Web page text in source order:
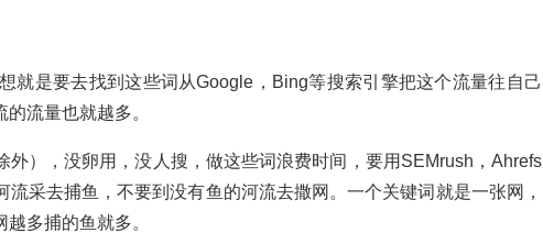
就是要去找到这些词从Google，Bing等搜索引擎把这个流量往自己
流量也就越多。
外），没卵用，没人搜，做这些词浪费时间，要用SEMrush，Ahrefs
采去捕鱼，不要到没有鱼的河流去撒网。一个关键词就是一张网，
多捕的鱼就多。